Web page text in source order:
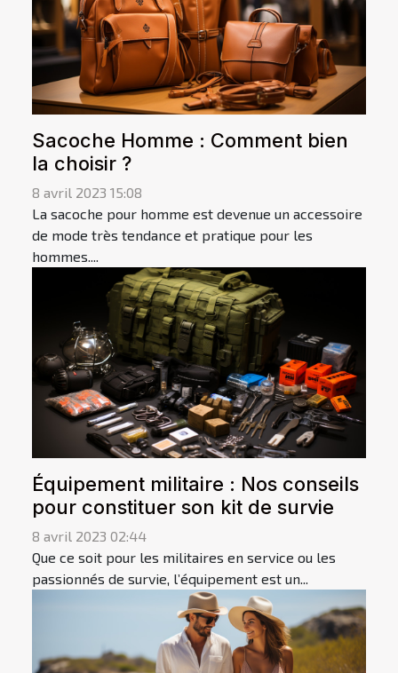
Sacoche Homme : Comment bien
la choisir ?
8 avril 2023 15:08
La sacoche pour homme est devenue un accessoire
de mode très tendance et pratique pour les
hommes....
Équipement militaire : Nos conseils
pour constituer son kit de survie
8 avril 2023 02:44
Que ce soit pour les militaires en service ou les
passionnés de survie, l’équipement est un...